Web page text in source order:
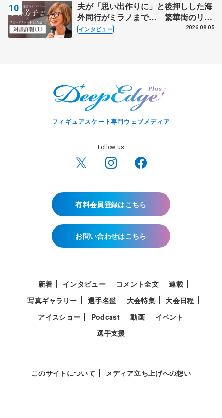
夫が「思い出作りに」と後押しした海
外同行がミラノまで… 繁華街のリン
クでは不良のお兄さんも味方に 小林
インタビュー 2026.08.05
フィギュアスケート専門ウェブメディア
Follow us
有料会員登録はこちら
お問い合わせはこちら
新着 インタビュー コメント全文
連載
写真ギャラリー
選手名鑑 大会特集
大会日程
アイスショー
Podcast 動画
イベント
選手支援
このサイトについて メディア立ち上げへの想い